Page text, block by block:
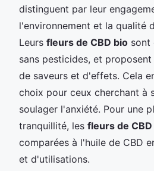
distinguent par leur
l'environnement et la qualité
Leurs fleurs de CBD bio sont
sans pesticides, et
de saveurs et d'effets. Cela
choix pour ceux cherchant à
soulager l'anxiété. Pour une
tranquillité, les fleurs de
comparées à l'huile de CBD
et d'utilisations.